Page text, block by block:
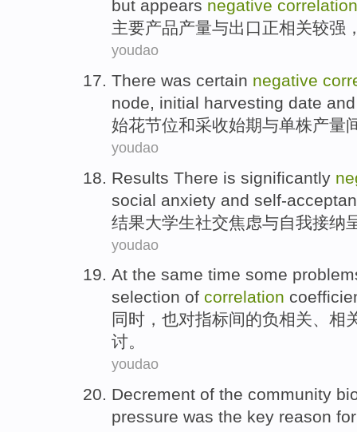
but appears negative correlation
主要产品产量与出口正相关较强
youdao
There was certain negative
node, initial harvesting date and
始花节位和采收始期与单株产量
youdao
Results There is significantly
social anxiety and self-
结果大学生社交焦虑与自我接纳
youdao
At the same time some
selection of correlation
同时 ，也对指标间的负相关、相
讨。
youdao
Decrement of the community
pressure was the key reason for